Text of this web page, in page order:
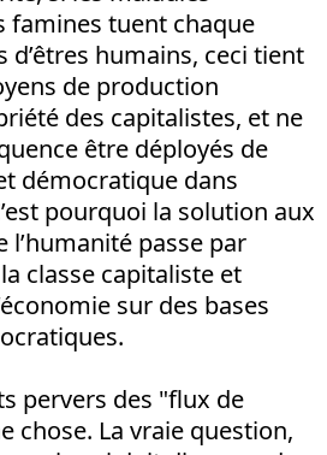
famines tuent chaque
d’êtres humains, ceci tient
de production
des capitalistes, et ne
être déployés de
démocratique dans
pourquoi la solution aux
passe par
classe capitaliste et
sur des bases
pervers des "flux de
chose. La vraie question,